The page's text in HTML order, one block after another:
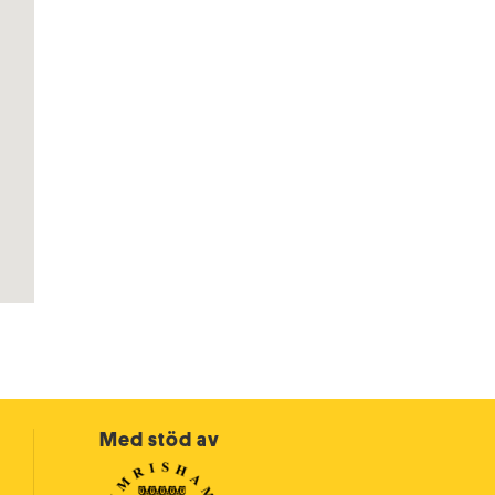
Med stöd av